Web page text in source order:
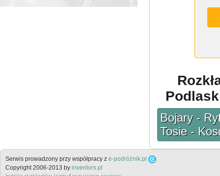
Bojary -
Tosie -
Serwis prowadzony przy współpracy z e-podróżnik.pl
Copyright 2006-2013 by inventors.pl